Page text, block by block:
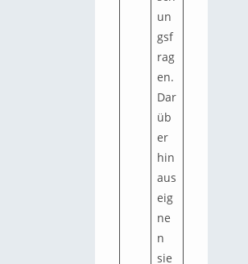
un
gsf
rag
en.
Dar
üb
er
hin
aus
eig
ne
n
sie